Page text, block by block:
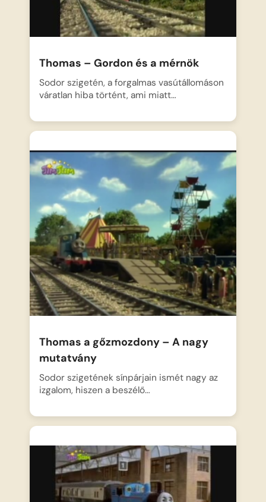
Thomas – Gordon és a mérnök
Sodor szigetén, a forgalmas vasútállomáson
váratlan hiba történt, ami miatt…
Thomas a gőzmozdony – A nagy
mutatvány
Sodor szigetének sínpárjain ismét nagy az
izgalom, hiszen a beszélő…